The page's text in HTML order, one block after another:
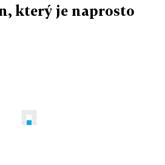
který je naprosto